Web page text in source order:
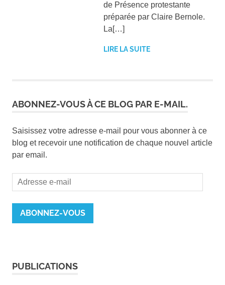
de Présence protestante
préparée par Claire Bernole.
La[…]
LIRE LA SUITE
ABONNEZ-VOUS À CE BLOG PAR E-MAIL.
Saisissez votre adresse e-mail pour vous abonner à ce
blog et recevoir une notification de chaque nouvel article
par email.
Adresse
e-
mail
ABONNEZ-VOUS
PUBLICATIONS